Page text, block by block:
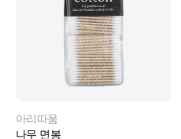
아리따움
나무 면봉